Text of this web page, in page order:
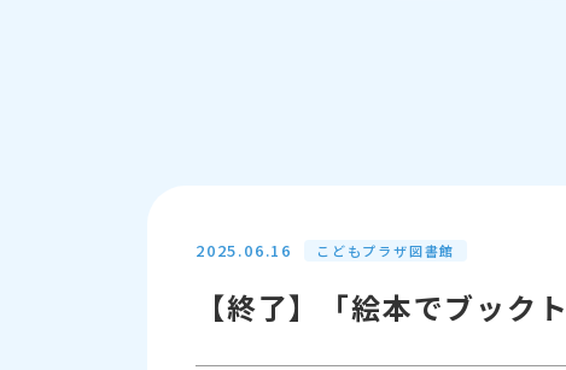
2025.06.16 こどもプラザ図書館
【終了】「絵本でブック